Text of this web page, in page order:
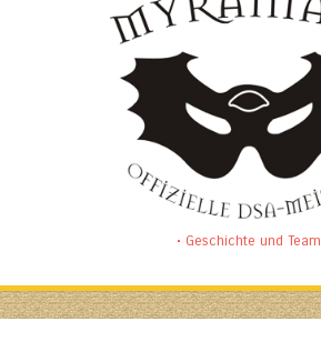
• Geschichte und Team